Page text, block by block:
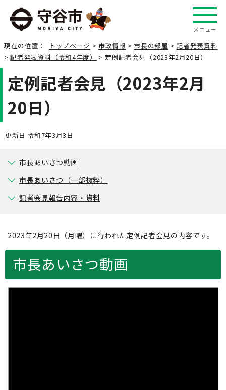
メニュー
現在の位置： トップページ > 市政情報 >市長の部屋 > 記者発表資料
>記者発表資料（令和4年度） > 定例記者会見（2023年2月20日）
定例記者会見（2023年2月
20日）
更新日 令和7年3月3日
市長あいさつ動画
市長あいさつ（一部抜粋）
記者会見報告内容・資料
2023年2月20日（月曜）に行われた定例記者会見の内容です。
市長あいさつ動画